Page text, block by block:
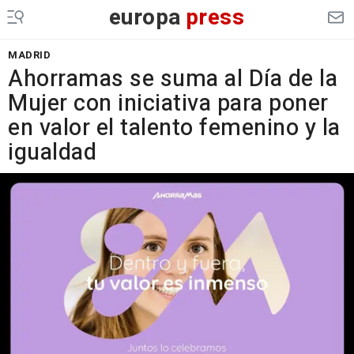
europa press
MADRID
Ahorramas se suma al Día de la
Mujer con iniciativa para poner
en valor el talento femenino y la
igualdad